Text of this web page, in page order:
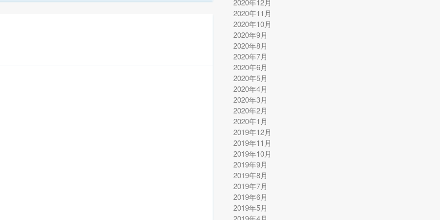
2020年12月
2020年11月
2020年10月
2020年9月
2020年8月
2020年7月
2020年6月
2020年5月
2020年4月
2020年3月
2020年2月
2020年1月
2019年12月
2019年11月
2019年10月
2019年9月
2019年8月
2019年7月
2019年6月
2019年5月